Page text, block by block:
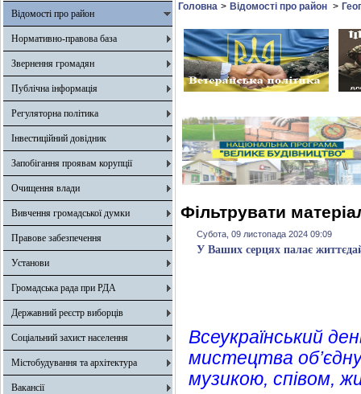
Відомості про район
Нормативно-правова база
Звернення громадян
Публічна інформація
Регуляторна політика
Інвестиційний довідник
Запобігання проявам корупції
Очищення влади
Вивчення громадської думки
Правове забезпечення
Установи
Громадська рада при РДА
Державний реєстр виборців
Соціальний захист населення
Містобудування та архітектура
Вакансії
Головна > Відомості про район >
Фільтрувати
Субота, 09 листопада 2024 09:09
У Ваших серцях палає
Всеукраїнський
мистецтва
музикою, співом,